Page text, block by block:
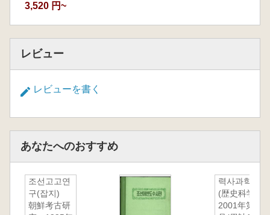
3,520 円~
レビュー
レビューを書く
あなたへのおすすめ
조선고고연
구(잡지)
朝鮮考古研
력사과학
(歴史科学)
2001年第1